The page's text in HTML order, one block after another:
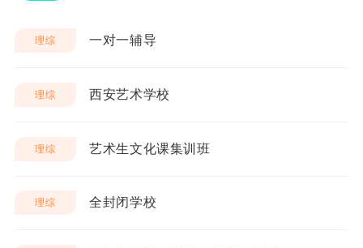
理综 一对一辅导
理综 西安艺术学校
理综 艺术生文化课集训班
理综 全封闭学校